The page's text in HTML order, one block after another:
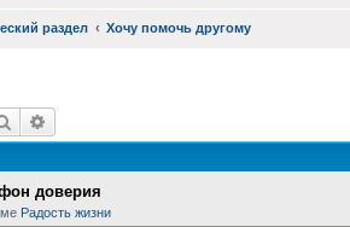
раздел Хочу помочь другому
Поиск
доверия
Радость жизни